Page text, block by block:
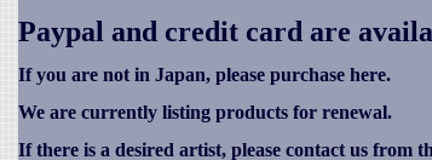
Paypal and credit card are
If you are not in Japan, please purchase here.
We are currently listing products for renewal.
If there is a desired artist, please contact us from